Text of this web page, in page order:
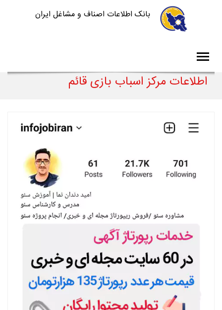
بانک اطلاعات اصناف و مشاغل ایران
اطلاعات مرکز اسباب بازی قائم